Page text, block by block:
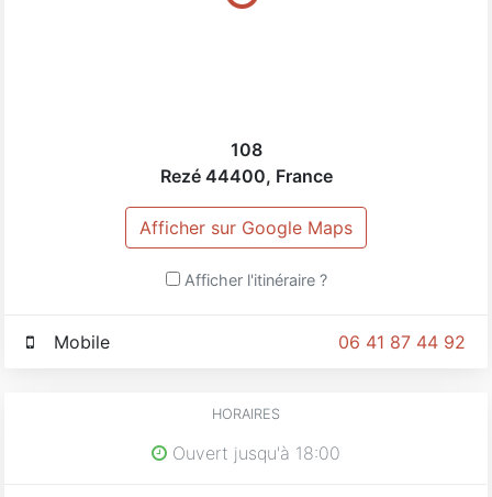
108
Rezé 44400, France
Afficher sur Google Maps
Afficher l'itinéraire ?
06 41 87 44 92
Mobile
HORAIRES
Ouvert jusqu'à 18:00